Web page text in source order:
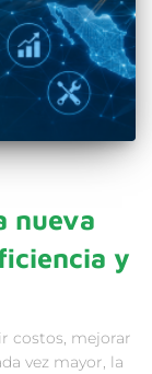
nueva
y
costos, mejorar
vez mayor, la